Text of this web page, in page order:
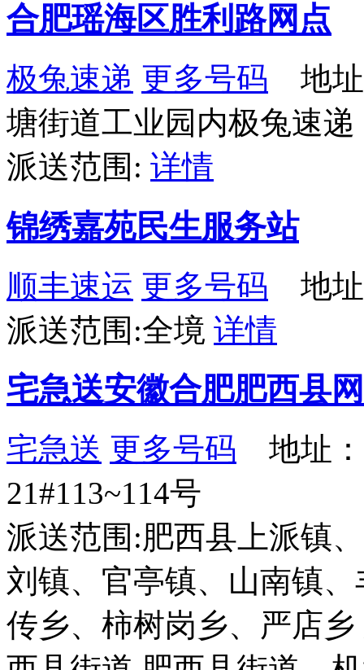
合肥瑶海区胜利路网点
极兔速递 更多号码 地址
塘街道工业园内极兔速递
派送范围: 详情
锦绣嘉苑民生服务站
顺丰速运 更多号码 地址
派送范围:全境 详情
宅急送安徽合肥肥西县
宅急送 更多号码 地址：
21#113~114号
派送范围:肥西县上派镇
刘镇、官亭镇、山南镇
传乡、柿树岗乡、严店